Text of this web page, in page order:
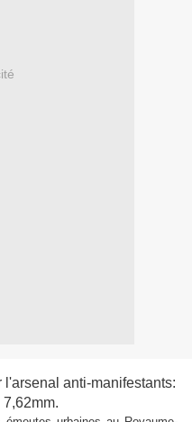
anti-manifestants: